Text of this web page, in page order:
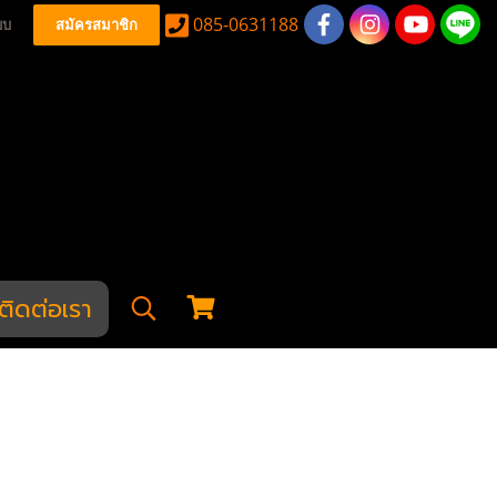
บ สมัครสมาชิก 085-0631188
ติดต่อเรา